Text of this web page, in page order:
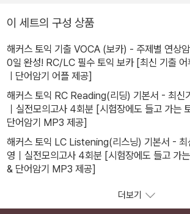
이 세트의 구성 상품
해커스 토익 기출 VOCA (보카) - 주제별 연상
0일 완성! RC/LC 필수 토익 보카 [최신 기출
ㅣ단어암기 어플 제공]
해커스 토익 RC Reading(리딩) 기본서 - 최신
｜실전모의고사 4회분 [시험장에도 들고 가는
단어암기 MP3 제공]
해커스 토익 LC Listening(리스닝) 기본서 - 최
영｜실전모의고사 4회분 [시험장에도 들고 가
& 단어암기 MP3 제공]
더보기